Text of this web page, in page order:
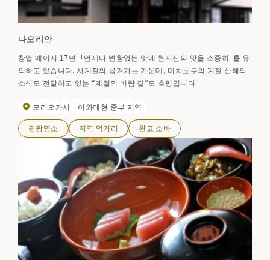
나오리안
창업 메이지 17년. 「언제나 변함없는 맛에 현지산의 맛을 소중히」를 유
의하고 있습니다. 사계절의 옮겨가는 가운데, 미치노쿠의 계절 산해의
소식도 전달하고 있는 “계절의 바람 곁”도 호평입니다.
모리오카시 이와테현 중부 지역
관광명소 지역 먹거리 완코 소바